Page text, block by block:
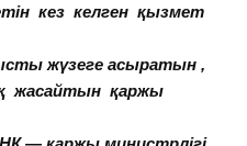
кез келген қызмет
жүзеге асыратын ,
жасайтын қаржы